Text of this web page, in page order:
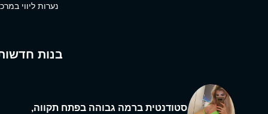
נערות ליווי
בנות
סטודנטית ברמה גבוהה בפתח תקווה,